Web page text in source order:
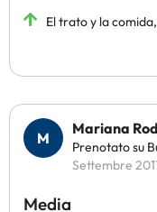
El trato y la
Mariana
Prenotato su
Settembre
Media